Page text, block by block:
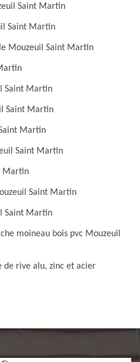
Saint Martin
Saint Martin
Mouzeuil Saint Martin
Saint Martin
Saint Martin
Martin
Saint Martin
Martin
Saint Martin
Saint Martin
moineau bois pvc Mouzeuil
de rive alu, zinc et acier